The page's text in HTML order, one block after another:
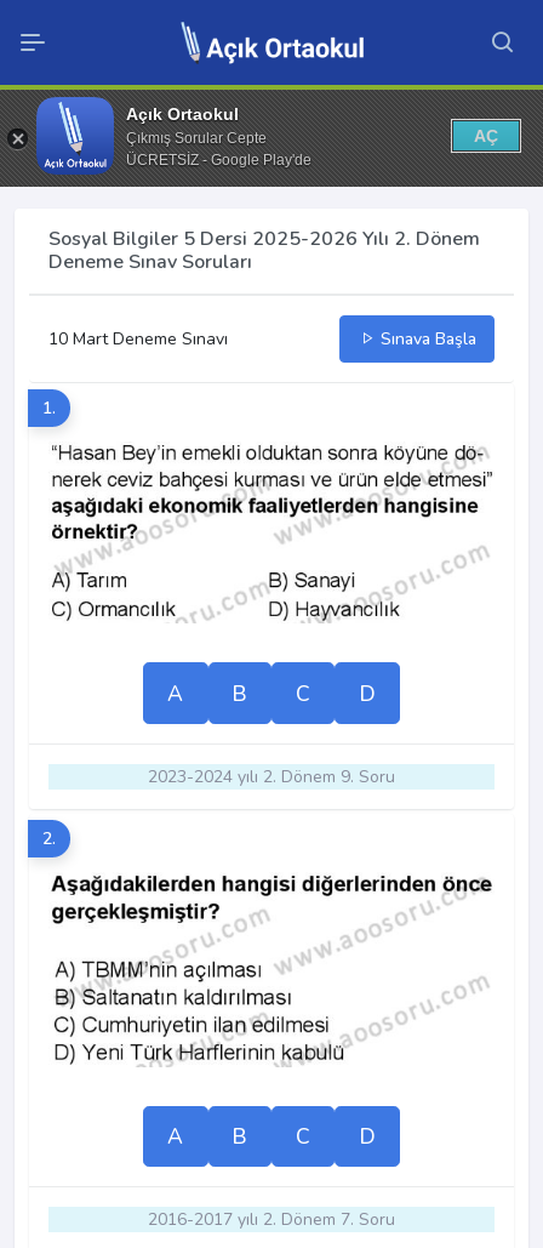
Açık Ortaokul
Çıkmış Sorular Cepte
ÜCRETSİZ - Google Play'de
AÇ
Sosyal Bilgiler 5 Dersi 2025-2026 Yılı 2. Dönem
Deneme Sınav Soruları
10 Mart Deneme Sınavı Sınava Başla
1.
A B C D
2023-2024 yılı 2. Dönem 9. Soru
2.
A B C D
2016-2017 yılı 2. Dönem 7. Soru